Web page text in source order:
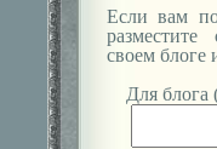
Если вам
своем блоге
Для блога